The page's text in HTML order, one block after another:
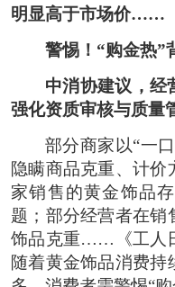
明显高于市场价……
警惕！“购金热”
中消协建议，经
强化资质审核与质量
部分商家以“一
隐瞒商品克重、计
家销售的黄金饰品
题；部分经营者在销
饰品克重……《工人
随着黄金饰品消费持